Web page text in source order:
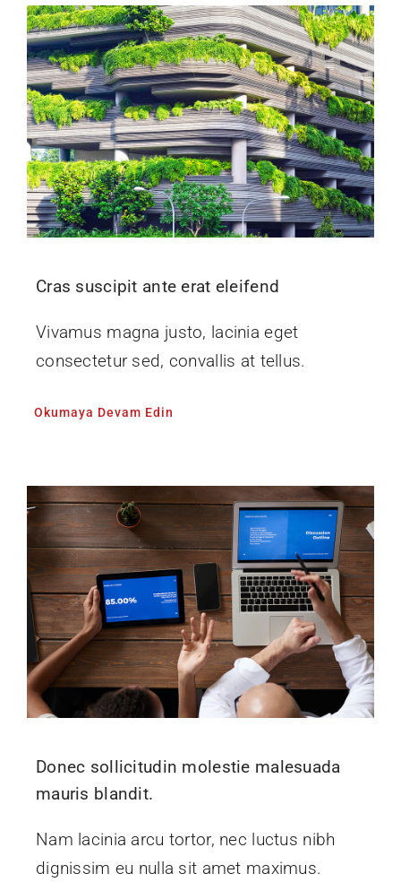
Cras suscipit ante erat eleifend
Vivamus magna justo, lacinia eget
consectetur sed, convallis at tellus.
Okumaya Devam Edin
Donec sollicitudin molestie malesuada
mauris blandit.
Nam lacinia arcu tortor, nec luctus nibh
dignissim eu nulla sit amet maximus.